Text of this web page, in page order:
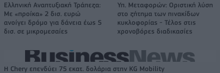
Ελληνική Αναπτυξιακή Τράπεζα:
Με «προίκα» 2 δισ. ευρώ
ανοίγει δρόμο για δάνεια έως 5
δισ. σε μικρομεσαίες
Υπ. Μεταφορών: Οριστική λύση
στο ζήτημα των πινακίδων
κυκλοφορίας - Τέλος στις
χρονοβόρες διαδικασίες
Η Chery επενδύει 75 εκατ. δολάρια στην KG Mobility